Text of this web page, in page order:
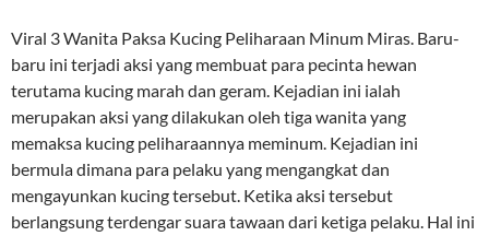
Viral 3 Wanita Paksa Kucing Peliharaan Minum Miras. Baru-
baru ini terjadi aksi yang membuat para pecinta hewan
terutama kucing marah dan geram. Kejadian ini ialah
merupakan aksi yang dilakukan oleh tiga wanita yang
memaksa kucing peliharaannya meminum. Kejadian ini
bermula dimana para pelaku yang mengangkat dan
mengayunkan kucing tersebut. Ketika aksi tersebut
berlangsung terdengar suara tawaan dari ketiga pelaku. Hal ini